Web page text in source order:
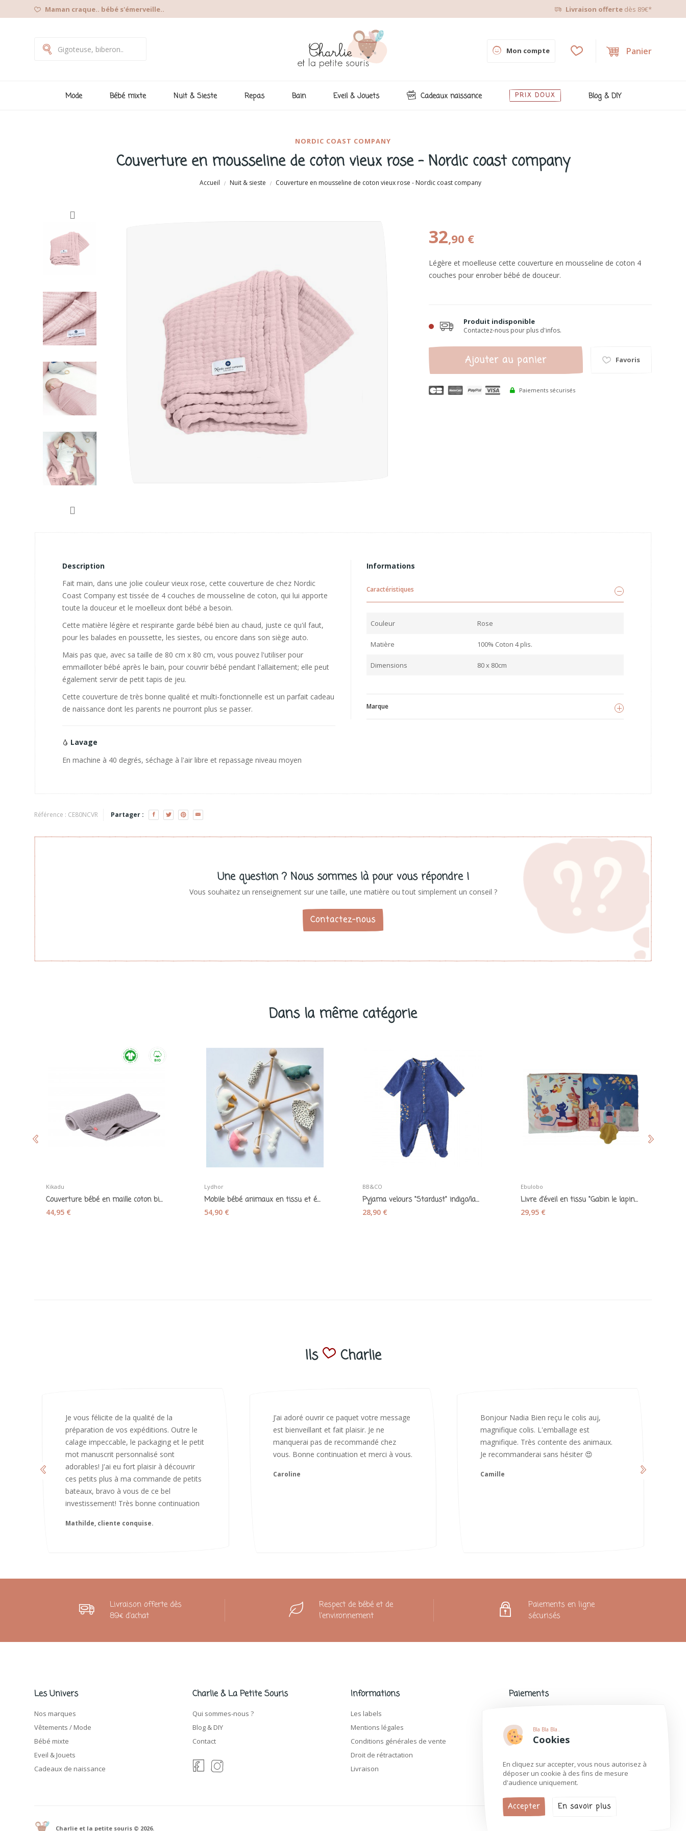
Bla Bla Bla..
Cookies
En cliquez sur accepter, vous nous autorisez à
déposer un cookie à des fins de mesure
d'audience uniquement.
Accepter En savoir plus
Maman craque.. bébé s'émerveille.. Livraison offerte dès 89€*
Panier
Mon compte
Mode Bébé mixte Nuit & Sieste Repas Bain Eveil & Jouets Cadeaux naissance PRIX DOUX Blog & DIY
NORDIC COAST COMPANY
Couverture en mousseline de coton vieux rose - Nordic coast company
Accueil Nuit & sieste Couverture en mousseline de coton vieux rose - Nordic coast company
32,90 €
Légère et moelleuse cette couverture en mousseline de coton 4
couches pour enrober bébé de douceur.
Produit indisponible
Contactez-nous pour plus d'infos.
Ajouter au panier Favoris
Paiements sécurisés
Description
Fait main, dans une jolie couleur vieux rose, cette couverture de chez Nordic
Coast Company est tissée de 4 couches de mousseline de coton, qui lui apporte
toute la douceur et le moelleux dont bébé a besoin.
Cette matière légère et respirante garde bébé bien au chaud, juste ce qu'il faut,
pour les balades en poussette, les siestes, ou encore dans son siège auto.
Mais pas que, avec sa taille de 80 cm x 80 cm, vous pouvez l'utiliser pour
emmailloter bébé après le bain, pour couvrir bébé pendant l'allaitement; elle peut
également servir de petit tapis de jeu.
Cette couverture de très bonne qualité et multi-fonctionnelle est un parfait cadeau
de naissance dont les parents ne pourront plus se passer.
Lavage
En machine à 40 degrés, séchage à l'air libre et repassage niveau moyen
Informations
Caractéristiques
Couleur Rose
Matière 100% Coton 4 plis.
Dimensions 80 x 80cm
Marque
Référence : CE80NCVR Partager :
Une question ? Nous sommes là pour vous répondre !
Vous souhaitez un renseignement sur une taille, une matière ou tout simplement un conseil ?
Contactez-nous
Dans la même catégorie
Kikadu
Couverture bébé en maille coton bio Lama gris...
44,95 €
Lydhor
Mobile bébé animaux en tissu et équerre bois...
54,90 €
BB&CO
Pyjama velours "Stardust" indigo/lagon/camel -...
28,90 €
Ebulobo
Livre d'éveil en tissu "Gabin le lapin - Ebulobo
29,95 €
Ils Charlie
J’ai adoré ouvrir ce paquet votre message
est bienveillant et fait plaisir. Je ne
manquerai pas de recommandé chez
vous. Bonne continuation et merci à vous.
Bonjour Nadia Bien reçu le colis auj,
magnifique colis. L'emballage est
magnifique. Très contente des animaux.
Je recommanderai sans hésiter 😍
Camille
Merci infiniment, c’est magnifique 😍
d’avoir pris le temps de me répondre.
Nous sommes vraiment contents et
avons hâte de les utiliser 😄 bonne soirée
😍
Livraison offerte dès
89€ d'achat
Respect de bébé et de
l'environnement
Paiements en ligne
sécurisés
Les Univers
Nos marques
Vêtements / Mode
Bébé mixte
Eveil & Jouets
Cadeaux de naissance
Charlie & La Petite Souris
Qui sommes-nous ?
Blog & DIY
Contact
Informations
Les labels
Mentions légales
Conditions générales de vente
Droit de rétractation
Livraison
Paiements
modes de paiement populaires.
Plus d'informations
Charlie et la petite souris © 2026.